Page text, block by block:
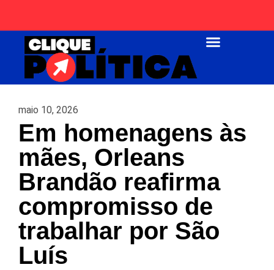
maio 10, 2026
Em homenagens às
mães, Orleans
Brandão reafirma
compromisso de
trabalhar por São
Luís